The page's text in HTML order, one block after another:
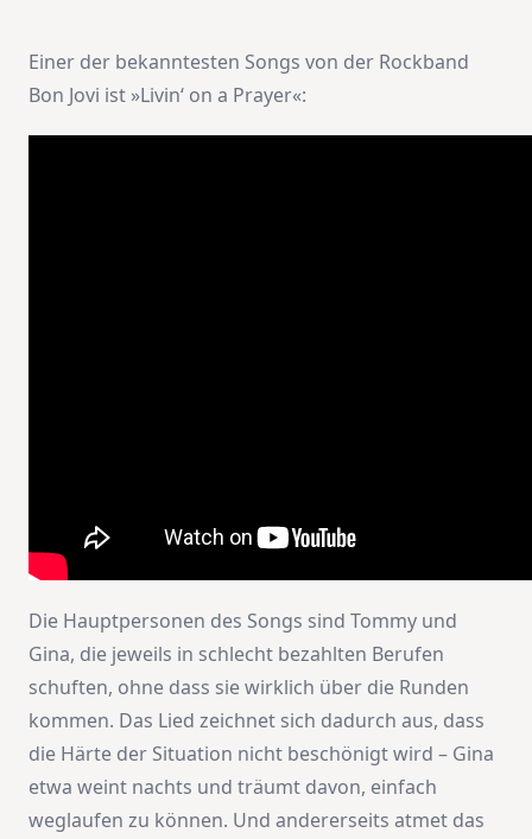
Einer der bekanntesten Songs von der Rockband
Bon Jovi ist »Livin‘ on a Prayer«:
Die Hauptpersonen des Songs sind Tommy und
Gina, die jeweils in schlecht bezahlten Berufen
schuften, ohne dass sie wirklich über die Runden
kommen. Das Lied zeichnet sich dadurch aus, dass
die Härte der Situation nicht beschönigt wird – Gina
etwa weint nachts und träumt davon, einfach
weglaufen zu können. Und andererseits atmet das